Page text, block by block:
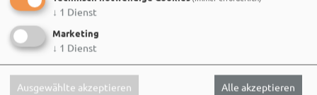
↓ 1 Dienst
Marketing
↓ 1 Dienst
Ausgewählte akzeptieren Alle akzeptieren